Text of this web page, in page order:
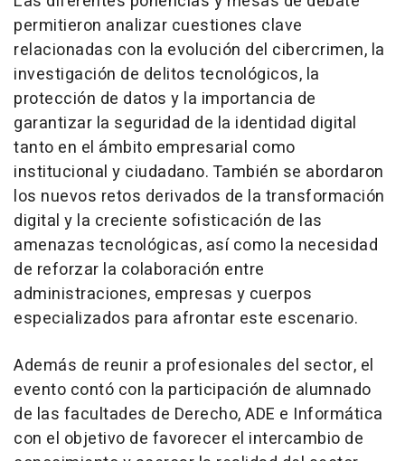
permitieron analizar cuestiones clave
relacionadas con la evolución del cibercrimen, la
investigación de delitos tecnológicos, la
protección de datos y la importancia de
garantizar la seguridad de la identidad digital
tanto en el ámbito empresarial como
institucional y ciudadano. También se abordaron
los nuevos retos derivados de la transformación
digital y la creciente sofisticación de las
amenazas tecnológicas, así como la necesidad
de reforzar la colaboración entre
administraciones, empresas y cuerpos
especializados para afrontar este escenario.
Además de reunir a profesionales del sector, el
evento contó con la participación de alumnado
de las facultades de Derecho, ADE e Informática
con el objetivo de favorecer el intercambio de